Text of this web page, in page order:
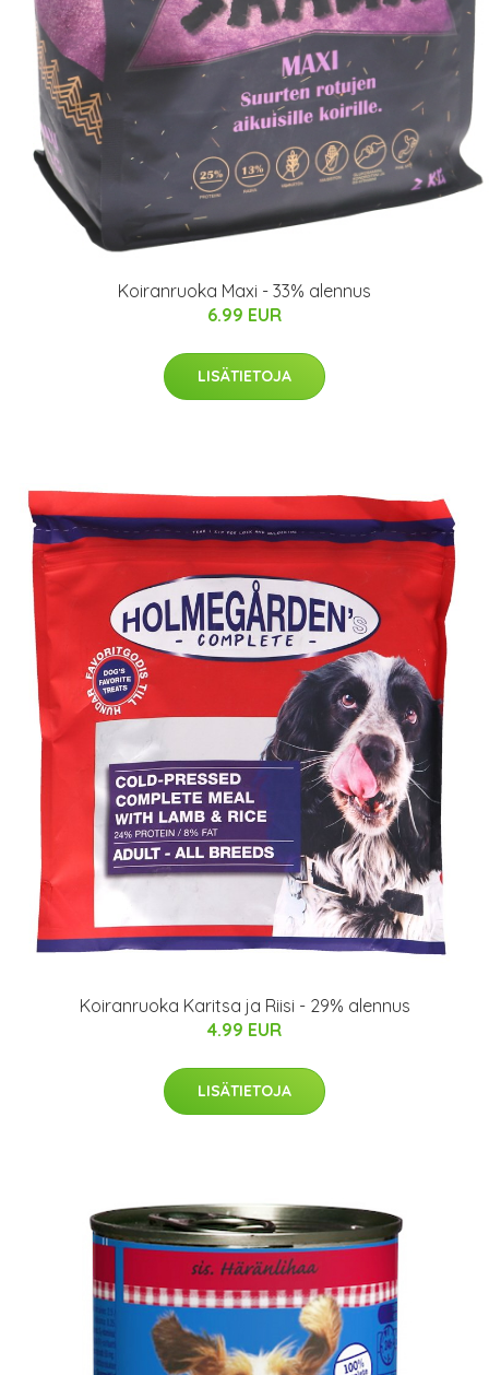
Koiranruoka Maxi - 33% alennus
6.99 EUR
LISÄTIETOJA
Koiranruoka Karitsa ja Riisi - 29% alennus
4.99 EUR
LISÄTIETOJA